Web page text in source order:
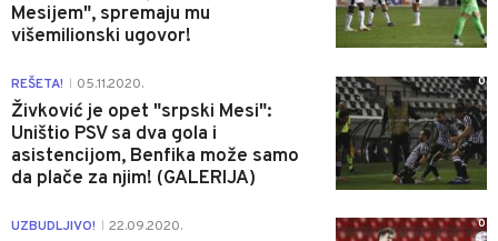
Mesijem", spremaju mu
višemilionski ugovor!
REŠETA! 05.11.2020.
Živković je opet "srpski Mesi":
Uništio PSV sa dva gola i
asistencijom, Benfika može samo
da plače za njim! (GALERIJA)
0
UZBUDLJIVO! 22.09.2020. 0